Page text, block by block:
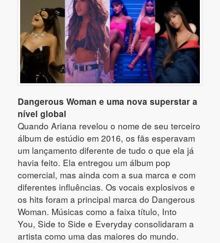
Dangerous Woman e uma nova superstar a
nível global
Quando Ariana revelou o nome de seu terceiro
álbum de estúdio em 2016, os fãs esperavam
um lançamento diferente de tudo o que ela já
havia feito. Ela entregou um álbum pop
comercial, mas ainda com a sua marca e com
diferentes influências. Os vocais explosivos e
os hits foram a principal marca do Dangerous
Woman. Músicas como a faixa título, Into
You, Side to Side e Everyday consolidaram a
artista como uma das maiores do mundo.